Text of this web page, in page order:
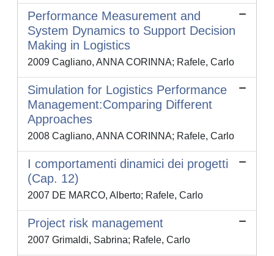
Performance Measurement and
System Dynamics to Support Decision
Making in Logistics
2009 Cagliano, ANNA CORINNA; Rafele, Carlo
Simulation for Logistics Performance
Management:Comparing Different
Approaches
2008 Cagliano, ANNA CORINNA; Rafele, Carlo
I comportamenti dinamici dei progetti
(Cap. 12)
2007 DE MARCO, Alberto; Rafele, Carlo
Project risk management
2007 Grimaldi, Sabrina; Rafele, Carlo